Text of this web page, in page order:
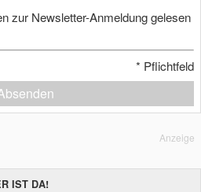
zur Newsletter-Anmeldung gelesen
* Pflichtfeld
Anzeige
IST DA!